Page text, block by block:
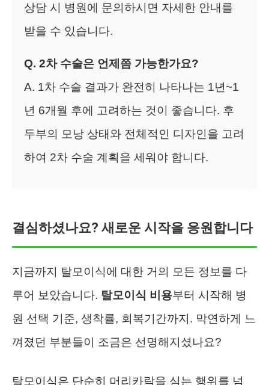
상담 시 병원에 문의하시면 자세한 안내를
받을 수 있습니다.
Q. 2차 수술은 언제쯤 가능한가요?
A. 1차 수술 결과가 완전히 나타나는 1년~1
년 6개월 후에 고려하는 것이 좋습니다. 후
두부의 모낭 상태와 전체적인 디자인을 고려
하여 2차 수술 계획을 세워야 합니다.
결심하셨나요? 새로운 시작을 응원합니다
지금까지 탈모이식에 대한 거의 모든 정보를 다
루어 보았습니다. 탈모이식 비용부터 시작해 병
원 선택 기준, 생착률, 회복기간까지. 막연하게 느
껴졌던 부분들이 조금은 선명해지셨나요?
탈모이식은 단순히 머리카락을 심는 행위를 넘